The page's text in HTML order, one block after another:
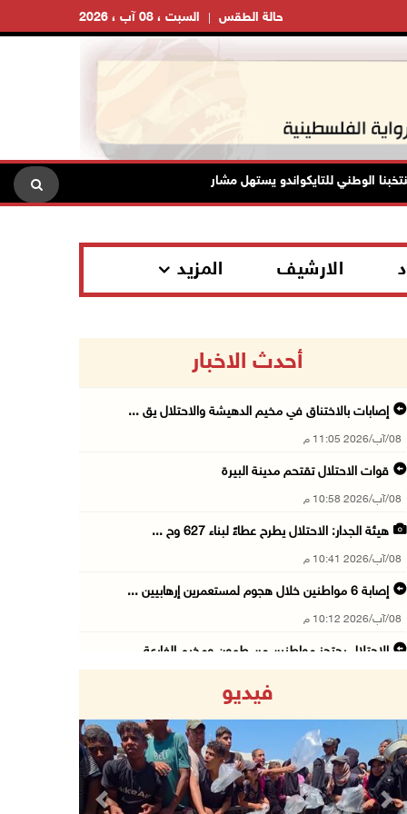
السبت ، 08 آب ، 2026 حالة الطقس
للتايكواندو يستهل مشاركته في بطولة الحسن الدولية بذهبية وبرونزية
الارشيف المزيد
أحدث الاخبار
إصابات بالاختناق في مخيم الدهيشة والاحتلال يق ...
08/آب/2026 11:05 م
قوات الاحتلال تقتحم مدينة البيرة
08/آب/2026 10:58 م
هيئة الجدار: الاحتلال يطرح عطاءً لبناء 627 وح ...
08/آب/2026 10:41 م
إصابة 6 مواطنين خلال هجوم لمستعمرين إرهابيين ...
08/آب/2026 10:12 م
الاحتلال يحتجز مواطنين من طمون ومخيم الفارعة
08/آب/2026 09:32 م
مستعمرون يهاجمون مسجدا في بلدة إذنا غرب الخلي ...
08/آب/2026 09:11 م
فيديو
Previous Next